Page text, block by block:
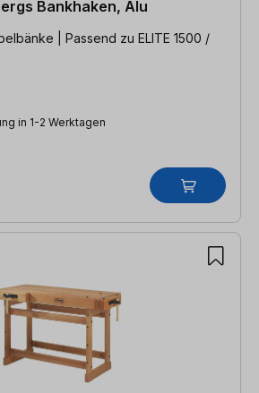
Bankhaken, Alu
zu ELITE 1500 /
in 1-2 Werktagen